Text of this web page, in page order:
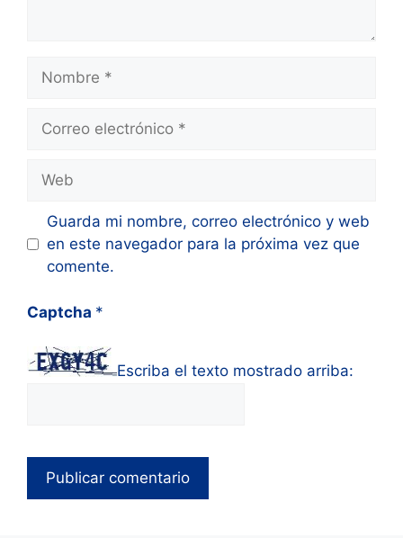
Nombre
Correo
Web
Guarda mi nombre, correo electrónico y web
en este navegador para la próxima vez que
comente.
Captcha *
Escriba el texto mostrado arriba: